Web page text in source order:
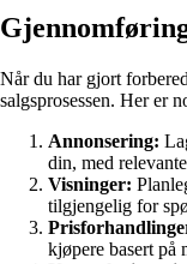
Når du har gjort
salgsprosessen. Her er
Annonsering:
din, med
Visninger:
tilgjengelig for
kjøpere basert på